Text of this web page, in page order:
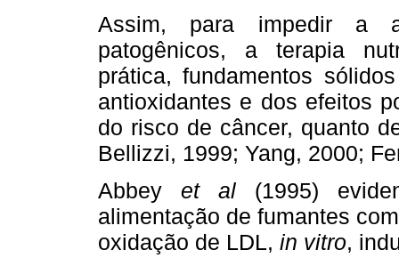
Assim, para impedir a
patogênicos, a terapia
prática, fundamentos
antioxidantes e dos efeitos
do risco de câncer, quanto
Bellizzi, 1999; Yang, 2000;
Abbey et al (1995)
alimentação de fumantes
oxidação de LDL, in vitro,